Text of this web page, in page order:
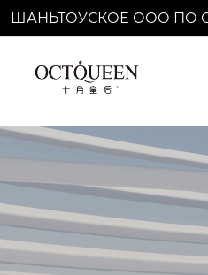
ШАНЬТОУСКОЕ ООО ПО